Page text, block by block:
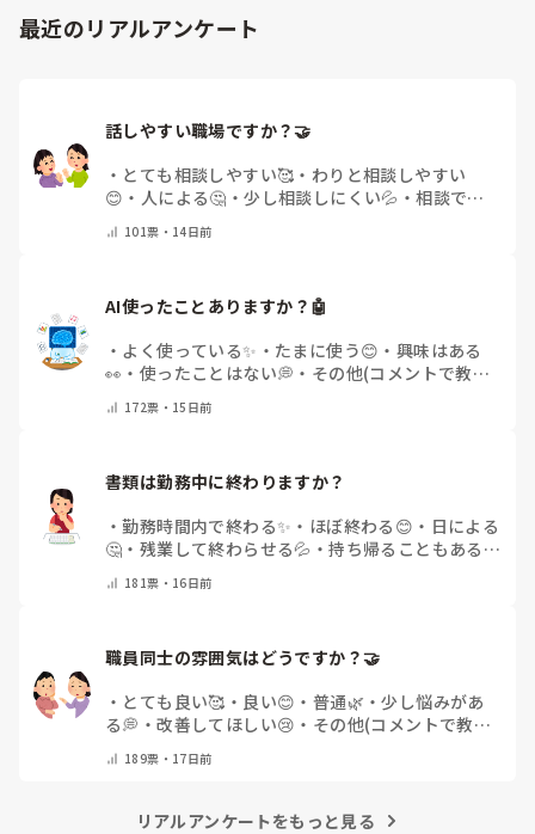
最近のリアルアンケート
話しやすい職場ですか？🤝
・ とても相談しやすい🥰 ・ わりと相談しやすい
😊 ・ 人による🤔 ・少し相談しにくい💦 ・相談でき
い)101票・ 14日前
AI使ったことありますか？🤖
・ よく使っている✨ ・ たまに使う😊 ・ 興味はある
👀 ・ 使ったことはない💭 ・ その他(コメントで教え
172票・ 15日前
書類は勤務中に終わりますか？
・勤務時間内で終わる✨ ・ ほぼ終わる😊 ・ 日による
🤔 ・ 残業して終わらせる💦 ・持ち帰ることもある
181票・ 16日前
職員同士の雰囲気はどうですか？🤝
・ とても良い🥰 ・ 良い😊 ・ 普通🌿 ・少し悩みがあ
る💭 ・改善してほしい😢 ・ その他(コメントで教え
189票・ 17日前
リアルアンケートをもっと見る